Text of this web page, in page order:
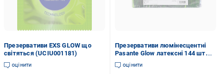
Презервативи EXS GLOW що
світяться (UCIU001181)
оцінити
Презервативи люмінесцентні
Pasante Glow латексні 144 шт.
(P84562)
оцінити